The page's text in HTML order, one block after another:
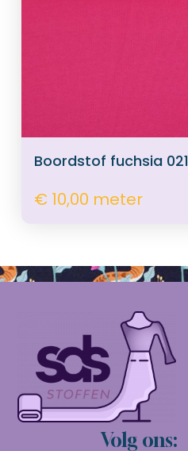
Boordstof fuchsia 021
€ 10,00 meter
Volg ons: